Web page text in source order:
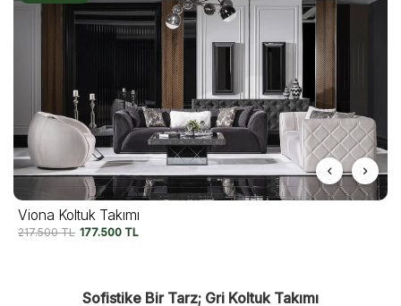
Viona Koltuk Takımı
217.500TL 177.500 TL
Sofistike Bir Tarz; Gri Koltuk Takımı